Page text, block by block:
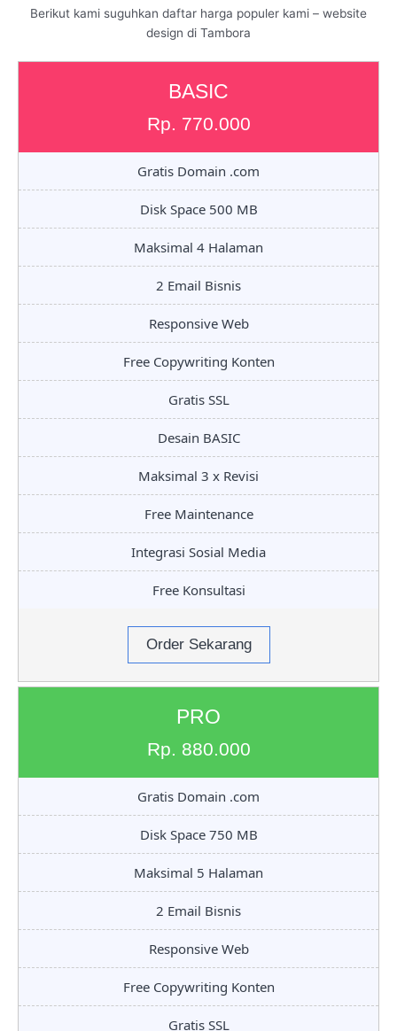
Berikut kami suguhkan daftar harga populer kami – website
design di Tambora
BASIC
Rp. 770.000
Gratis Domain .com
Disk Space 500 MB
Maksimal 4 Halaman
2 Email Bisnis
Responsive Web
Free Copywriting Konten
Gratis SSL
Desain BASIC
Maksimal 3 x Revisi
Free Maintenance
Integrasi Sosial Media
Free Konsultasi
Order Sekarang
PRO
Rp. 880.000
Gratis Domain .com
Disk Space 750 MB
Maksimal 5 Halaman
2 Email Bisnis
Responsive Web
Free Copywriting Konten
Gratis SSL